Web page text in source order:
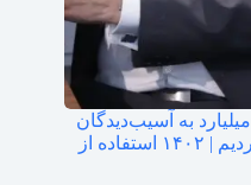
دبیر کمیته «ناآرامی‌های ۱۴۰۱»: ۱۶۰ میلیارد به آسیب‌دیدگان
از جمله مصدومان چشمی پرداخت کردیم | ۱۴۰۲ استفاده از